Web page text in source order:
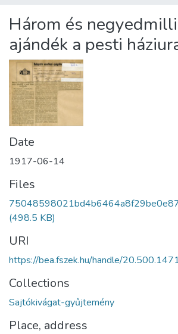
About us
Három és
ajándék a pesti
Date
1917-06-14
Files
(498.5 KB)
URI
https://bea.fszek.hu/handle/
Collections
Sajtókivágat-gyűjtemény
Place, address